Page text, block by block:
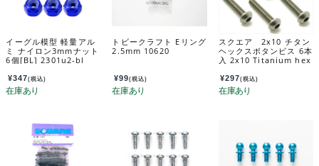
イーグル模型 軽量アル
ミ ナイロン3mmナット
6個[BL] 2301u2-bl
¥347(税込)
トビークラフト Eリング
2.5mm 10620
¥99(税込)
スクエア 2x10 チタン
ヘックスボタンビス 6本
入 2x10 Titanium hex
s.) NTR-210
¥297(税込)